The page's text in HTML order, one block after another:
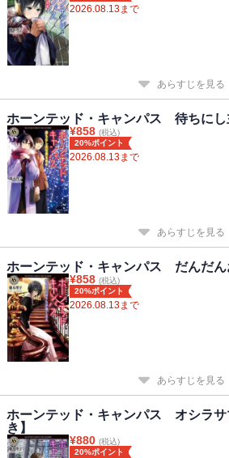
2026.08.13まで
あらすじを見る
ホーンテッド・キャンパス 待ちにし
¥858 (税込)
20%ポイント
2026.08.13まで
あらすじを見る
ホーンテッド・キャンパス だんだん
¥858 (税込)
20%ポイント
2026.08.13まで
あらすじを見る
ホーンテッド・キャンパス オシラサ
き】
¥880 (税込)
20%ポイント